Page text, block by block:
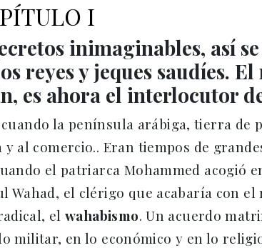
I
inimaginables, así
reyes y jeques saudíes.
es ahora el interlocutor
la península arábiga, tierra de
al comercio.. Eran tiempos de
el patriarca Mohammed acogió
el clérigo que acabaría con
elwahabismo. Un acuerdo
militar, en lo económico y en lo